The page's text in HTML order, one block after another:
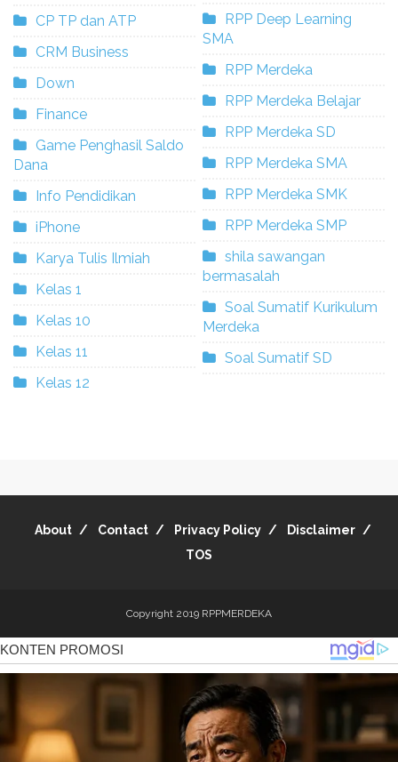
CP TP dan ATP
CRM Business
Down
Finance
Game Penghasil Saldo
Dana
Info Pendidikan
iPhone
Karya Tulis Ilmiah
Kelas 1
Kelas 10
Kelas 11
Kelas 12
RPP Deep Learning
SMA
RPP Merdeka
RPP Merdeka Belajar
RPP Merdeka SD
RPP Merdeka SMA
RPP Merdeka SMK
RPP Merdeka SMP
shila sawangan
bermasalah
Soal Sumatif Kurikulum
Merdeka
Soal Sumatif SD
About Contact Privacy Policy
Disclaimer
TOS
Copyright 2019 RPPMERDEKA